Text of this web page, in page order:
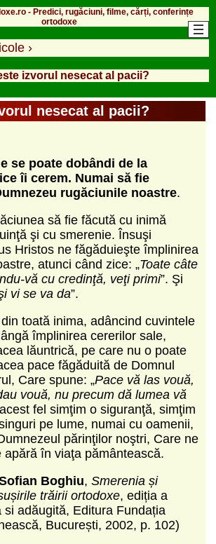
- Predici, rugăciuni, filme, cărți, conferințe
ortodoxe
›
izvorul nesecat al pacii?
nesecat al pacii?
se poate dobândi de la
îi cerem. Numai să fie
rugăciunile noastre.
să fie făcută cu inimă
şi cu smerenie. Însuşi
Hristos ne făgăduieşte împlinirea
atunci când zice: „Toate câte
vă cu credinţă, veţi primi”. Şi
vi se va da”.
toată inima, adâncind cuvintele
împlinirea cererilor sale,
lăuntrică, pe care nu o poate
pace făgăduită de Domnul
Care spune: „Pace vă las vouă,
vouă, nu precum dă lumea vă
fel simţim o siguranţă, simţim
pe lume, numai cu oamenii,
părinţilor noştri, Care ne
apără în viaţa pământească.
Boghiu, Smerenia și
trăirii ortodoxe, ediția a
si adăugită, Editura Fundația
București, 2002, p. 102)